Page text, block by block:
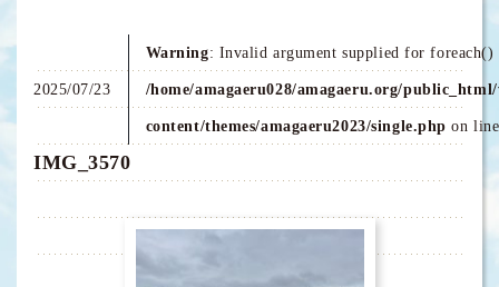
2025/07/23
Warning: Invalid argument supplied for foreach()
/home/amagaeru028/amagaeru.org/
content/themes/amagaeru2023/single.php on
IMG_3570